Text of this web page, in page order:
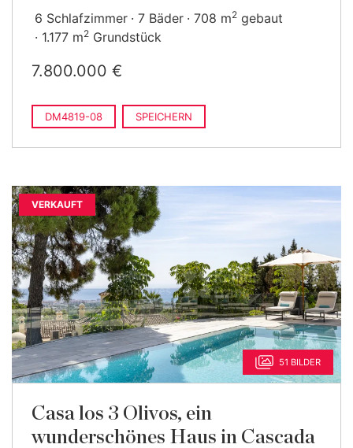
6 Schlafzimmer 7 Bäder 708 m2 gebaut
1.177 m2 Grundstück
7.800.000 €
DM4819-08 SPEICHERN
VERKAUFT
51 BILDER
Casa los 3 Olivos, ein
wunderschönes Haus in Cascada